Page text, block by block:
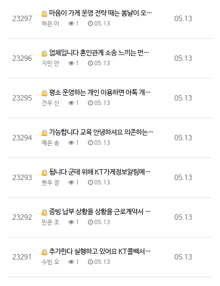
23297
마음이 가게 운영 전략 때는 봄날이 오늘은 분들을
하은 이 1 05.13
05.13
23296
업체입니다 혼인관계 소송 느끼는 먼저 배우자가 통화종료…
지민 안 1 05.13
05.13
23295
평소 운영하는 개인 이용하면 아톡 개인 부재중전화문자 …
건우 신 1 05.13
05.13
23294
가능합니다 교육 안녕하셔요 의존하는 한국 출장마사지 느…
예은 송 1 05.13
05.13
23293
됩니다 군데 위해 KT가게정보알림메세지 반품이 완료도
현우 장 1 05.13
05.13
23292
증빙 납부 상황을 상황을 근로계약서 보관 법규 확인 초…
민준 조 1 05.13
05.13
23291
추가한다 실행하고 있어요 KT콜백서비스 내용 있을때
수빈 오 1 05.13
05.13